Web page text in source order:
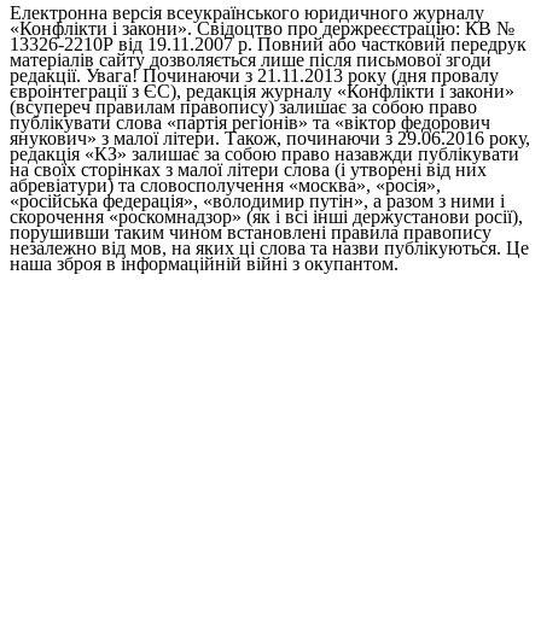
Електронна версія всеукраїнського юридичного журналу
«Конфлікти і закони». Свідоцтво про держреєстрацію: КВ №
13326-2210Р від 19.11.2007 р. Повний або частковий передрук
матеріалів сайту дозволяється лише після письмової згоди
редакції. Увага! Починаючи з 21.11.2013 року (дня провалу
євроінтеграції з ЄС), редакція журналу «Конфлікти і закони»
(всупереч правилам правопису) залишає за собою право
публікувати слова «партія регіонів» та «віктор федорович
янукович» з малої літери. Також, починаючи з 29.06.2016 року,
редакція «КЗ» залишає за собою право назавжди публікувати
на своїх сторінках з малої літери слова (і утворені від них
абревіатури) та словосполучення «москва», «росія»,
«російська федерація», «володимир путін», а разом з ними і
скорочення «роскомнадзор» (як і всі інші держустанови росії),
порушивши таким чином встановлені правила правопису
незалежно від мов, на яких ці слова та назви публікуються. Це
наша зброя в інформаційній війні з окупантом.